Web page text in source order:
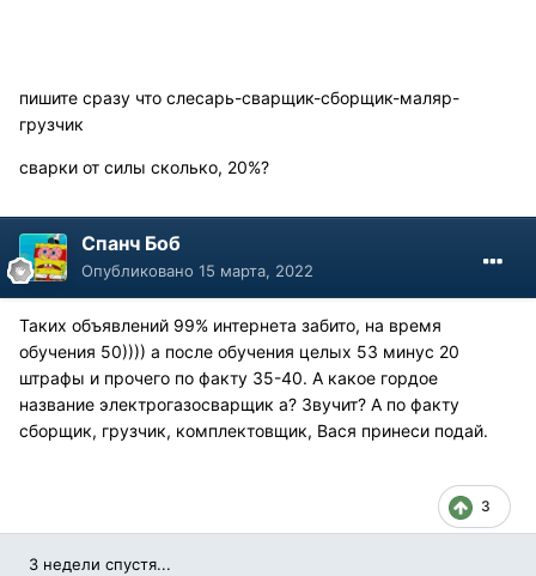
пишите сразу что слесарь-сварщик-сборщик-маляр-
грузчик
сварки от силы сколько, 20%?
Спанч Боб
Опубликовано 15 марта, 2022
Таких объявлений 99% интернета забито, на время
обучения 50)))) а после обучения целых 53 минус 20
штрафы и прочего по факту 35-40. А какое гордое
название электрогазосварщик а? Звучит? А по факту
сборщик, грузчик, комплектовщик, Вася принеси подай.
3
3 недели спустя...